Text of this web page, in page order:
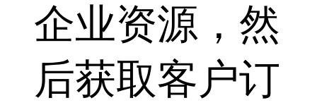
企业资源，然
后获取客户订